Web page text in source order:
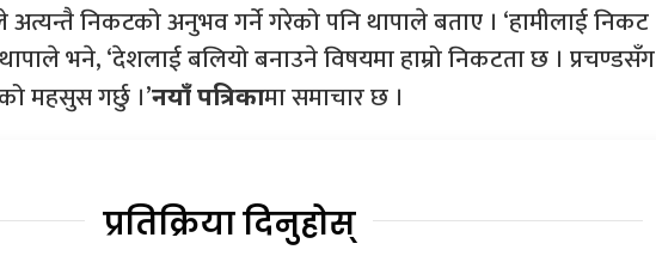
निकटको अनुभव गर्ने गरेको पनि थापाले बताए । ‘हामीलाई निकट
थापाले भने, ‘देशलाई बलियो बनाउने विषयमा हाम्रो निकटता छ । प्रचण्डसँग
महसुस गर्छु ।’नयाँ पत्रिकामा समाचार छ ।
प्रतिक्रिया दिनुहोस्